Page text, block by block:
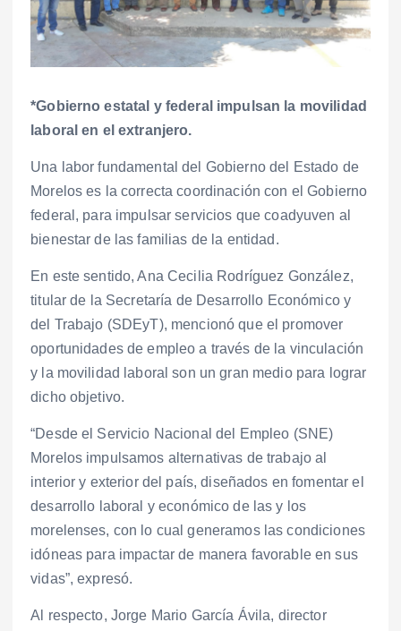
*Gobierno estatal y federal impulsan la movilidad
laboral en el extranjero.
Una labor fundamental del Gobierno del Estado de
Morelos es la correcta coordinación con el Gobierno
federal, para impulsar servicios que coadyuven al
bienestar de las familias de la entidad.
En este sentido, Ana Cecilia Rodríguez González,
titular de la Secretaría de Desarrollo Económico y
del Trabajo (SDEyT), mencionó que el promover
oportunidades de empleo a través de la vinculación
y la movilidad laboral son un gran medio para lograr
dicho objetivo.
“Desde el Servicio Nacional del Empleo (SNE)
Morelos impulsamos alternativas de trabajo al
interior y exterior del país, diseñados en fomentar el
desarrollo laboral y económico de las y los
morelenses, con lo cual generamos las condiciones
idóneas para impactar de manera favorable en sus
vidas”, expresó.
Al respecto, Jorge Mario García Ávila, director